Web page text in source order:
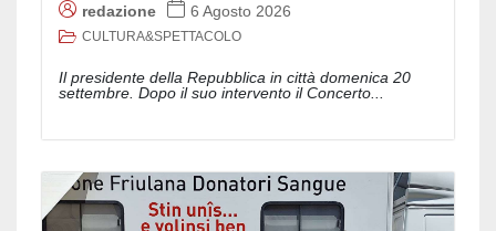
redazione 6 Agosto 2026
CULTURA&SPETTACOLO
Il presidente della Repubblica in città domenica 20
settembre. Dopo il suo intervento il Concerto...